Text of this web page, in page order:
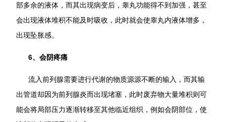
部多余的液体，而其出现病变后，睾丸功能得不到加强，甚至
会出现液体堆积不能及时吸收，此时就会使睾丸内液体增多，
出现坠胀感。
6、会阴疼痛
流入前列腺需要进行代谢的物质源源不断的输入，而其输
出管道却因为前列腺炎而出现堵塞，此时废弃物大量堆积则可
能会将局部压力逐渐转移至其他临近组织，例如会阴部位，使